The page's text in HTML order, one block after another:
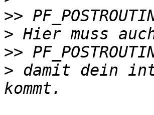
>>
>
>>
> damit dein